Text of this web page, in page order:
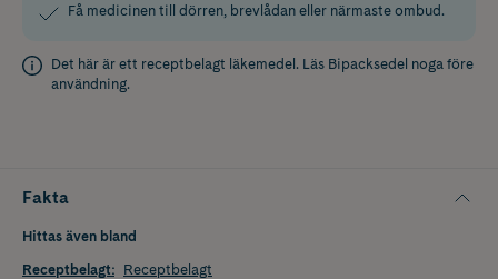
Få medicinen till dörren, brevlådan eller närmaste ombud.
Det här är ett receptbelagt läkemedel. Läs Bipacksedel noga före
användning.
Fakta
Hittas även bland
Receptbelagt: Receptbelagt